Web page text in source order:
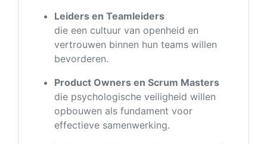
Leiders en Teamleiders
die een cultuur van openheid en
vertrouwen binnen hun teams willen
bevorderen.
Product Owners en Scrum Masters
die psychologische veiligheid willen
opbouwen als fundament voor
effectieve samenwerking.